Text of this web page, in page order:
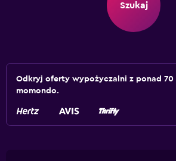
Szukaj
Odkryj oferty wypożyczalni z ponad 70
momondo.